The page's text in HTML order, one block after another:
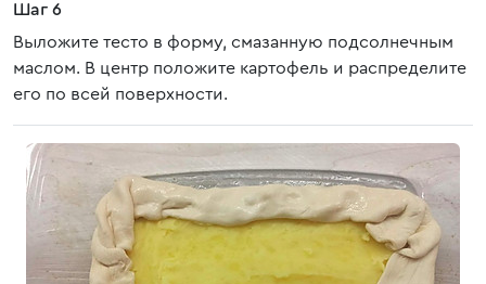
Шаг 6
Выложите тесто в форму, смазанную подсолнечным
маслом. В центр положите картофель и распределите
его по всей поверхности.